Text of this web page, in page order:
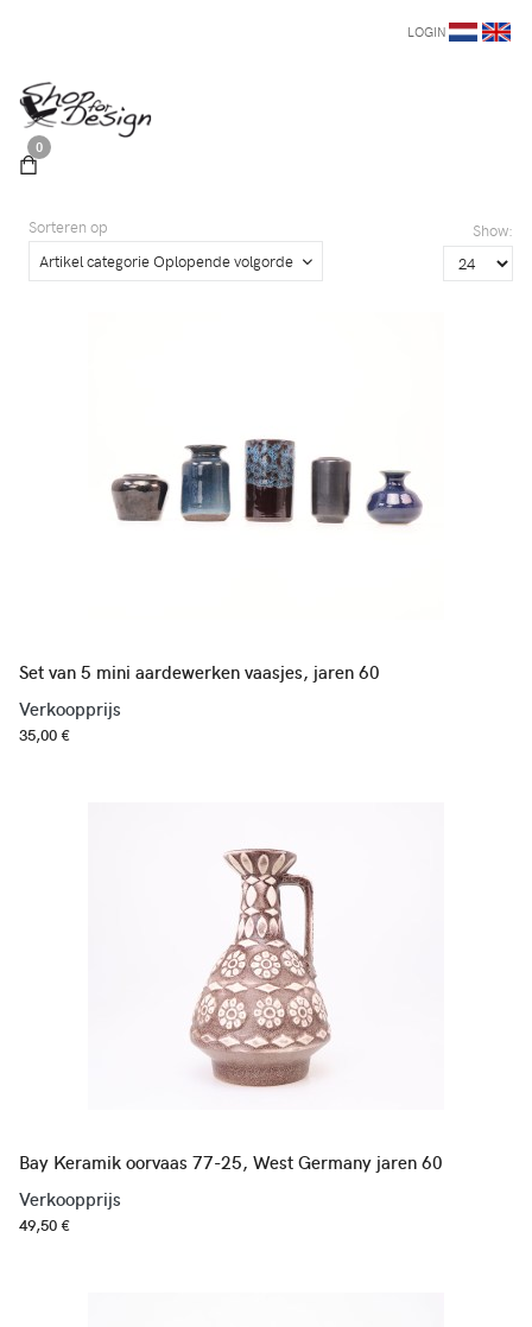
LOGIN
0
Sorteren op
Artikel categorie Oplopende volgorde
Show:
Set van 5 mini aardewerken vaasjes, jaren 60
Verkoopprijs
35,00 €
Bay Keramik oorvaas 77-25, West Germany jaren 60
Verkoopprijs
49,50 €